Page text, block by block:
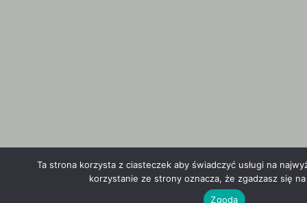
Ta strona korzysta z ciasteczek aby świadczyć usługi na
korzystanie ze strony oznacza, że zgadzasz się
Zgoda